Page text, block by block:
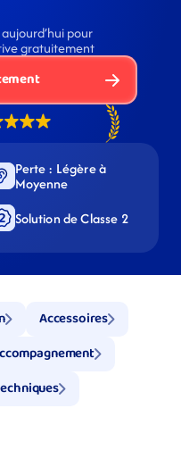
pour
gratuitement
Perte : Légère à
Moyenne
Solution de Classe 2
Accessoires